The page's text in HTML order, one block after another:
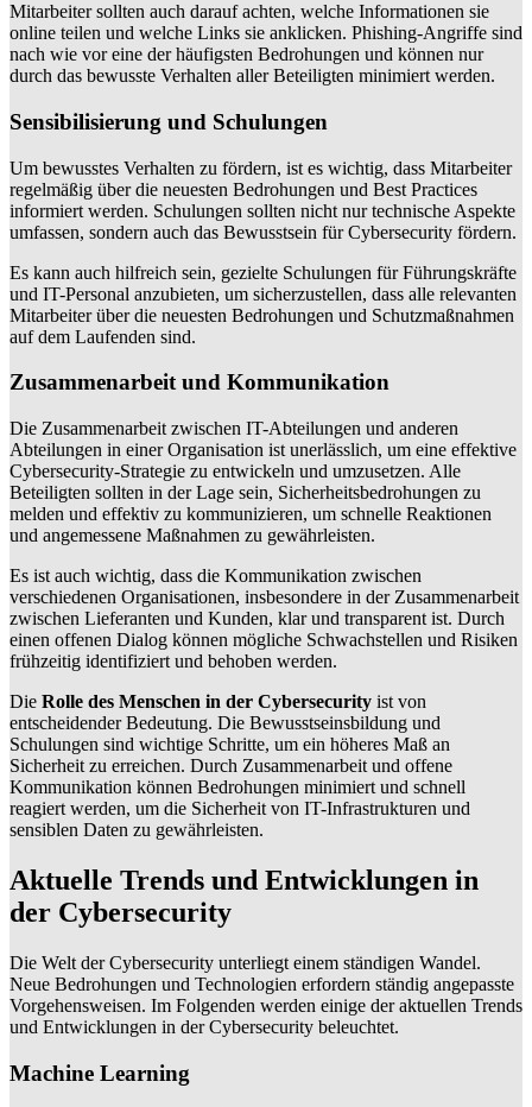
Mitarbeiter sollten auch darauf achten, welche Informationen sie
online teilen und welche Links sie anklicken. Phishing-Angriffe sind
nach wie vor eine der häufigsten Bedrohungen und können nur
durch das bewusste Verhalten aller Beteiligten minimiert werden.
Sensibilisierung und Schulungen
Um bewusstes Verhalten zu fördern, ist es wichtig, dass Mitarbeiter
regelmäßig über die neuesten Bedrohungen und Best Practices
informiert werden. Schulungen sollten nicht nur technische Aspekte
umfassen, sondern auch das Bewusstsein für Cybersecurity fördern.
Es kann auch hilfreich sein, gezielte Schulungen für Führungskräfte
und IT-Personal anzubieten, um sicherzustellen, dass alle relevanten
Mitarbeiter über die neuesten Bedrohungen und Schutzmaßnahmen
auf dem Laufenden sind.
Zusammenarbeit und Kommunikation
Die Zusammenarbeit zwischen IT-Abteilungen und anderen
Abteilungen in einer Organisation ist unerlässlich, um eine effektive
Cybersecurity-Strategie zu entwickeln und umzusetzen. Alle
Beteiligten sollten in der Lage sein, Sicherheitsbedrohungen zu
melden und effektiv zu kommunizieren, um schnelle Reaktionen
und angemessene Maßnahmen zu gewährleisten.
Es ist auch wichtig, dass die Kommunikation zwischen
verschiedenen Organisationen, insbesondere in der Zusammenarbeit
zwischen Lieferanten und Kunden, klar und transparent ist. Durch
einen offenen Dialog können mögliche Schwachstellen und Risiken
frühzeitig identifiziert und behoben werden.
Die Rolle des Menschen in der Cybersecurity ist von
entscheidender Bedeutung. Die Bewusstseinsbildung und
Schulungen sind wichtige Schritte, um ein höheres Maß an
Sicherheit zu erreichen. Durch Zusammenarbeit und offene
Kommunikation können Bedrohungen minimiert und schnell
reagiert werden, um die Sicherheit von IT-Infrastrukturen und
sensiblen Daten zu gewährleisten.
Aktuelle Trends und Entwicklungen in
der Cybersecurity
Die Welt der Cybersecurity unterliegt einem ständigen Wandel.
Neue Bedrohungen und Technologien erfordern ständig angepasste
Vorgehensweisen. Im Folgenden werden einige der aktuellen Trends
und Entwicklungen in der Cybersecurity beleuchtet.
Machine Learning